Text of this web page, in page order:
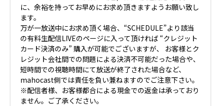
に、余裕を持ってお早めにお求め頂きますようお願い致し
ます。
万が一放送中にお求め頂く場合、“SCHEDULE”より該当
の有料生配信LIVEのページに入って頂ければ “クレジット
カード決済のみ” 購入が可能でございますが、 お客様とク
レジット会社間での問題による決済不可能だった場合や、
短時間での視聴時間にて放送が終了された場合など、
mahocast側では責任を負い兼ねますのでご注意下さい。
※配信者様、お客様都合による現金での返金は承っており
ません。ご了承ください。